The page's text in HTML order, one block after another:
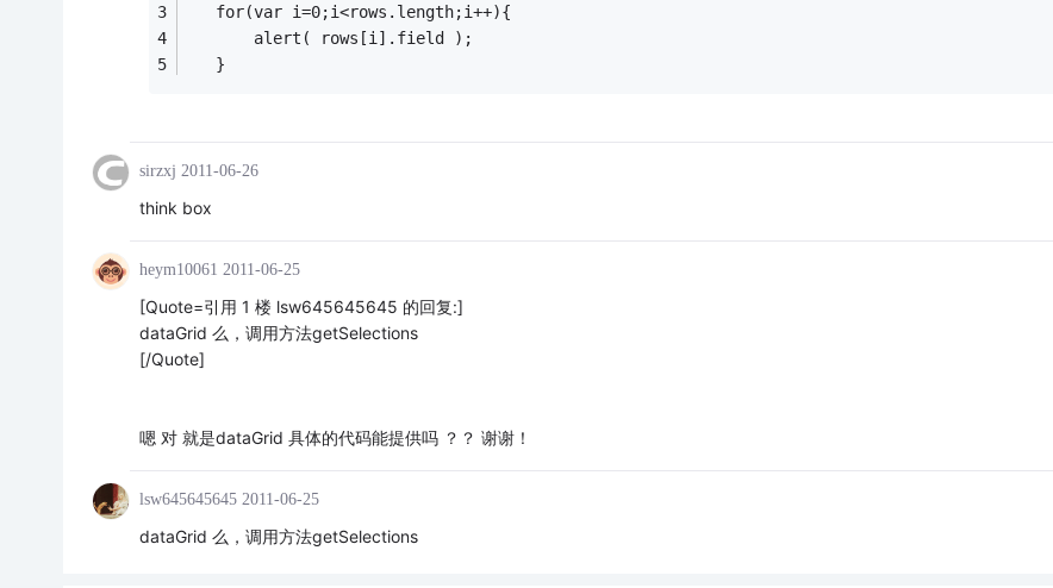
   for(var i=0;i<rows.length;i++){
       alert( rows[i].field );
   }
sirzxj 2011-06-26
think box
heym10061 2011-06-25
[Quote=引用 1 楼 lsw645645645 的回复:]
dataGrid 么，调用方法getSelections
[/Quote]
嗯 对 就是dataGrid 具体的代码能提供吗 ？？ 谢谢！
lsw645645645 2011-06-25
dataGrid 么，调用方法getSelections